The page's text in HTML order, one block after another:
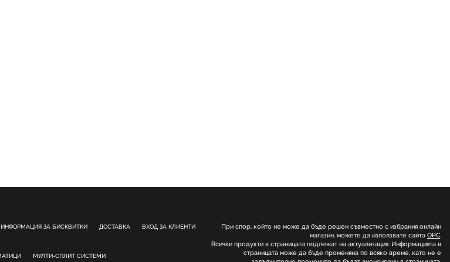
ИНФОРМАЦИЯ ЗА БИСКВИТКИ ДОСТАВКА ВХОД ЗА КЛИЕНТИ
МУЛТИ-СПЛИТ СИСТЕМИ
При спор, който не може да бъде решен съвместно с избрания онлайн
магазин, можете да използвате сайта ОРС.
Всички продукти в страницата подлежат на актуализация. Информацията в
страницата може да бъде променяна по всяко време, като не е